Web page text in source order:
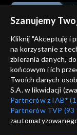
Dzikie serce
odc. 12
Szanujemy
Kliknij "Akceptuję i
na korzystanie z
zbierania danych,
końcowym i ich
Twoich danych
S.A. w likwidacji
Partnerów z IAB*
Partnerów TVP (93